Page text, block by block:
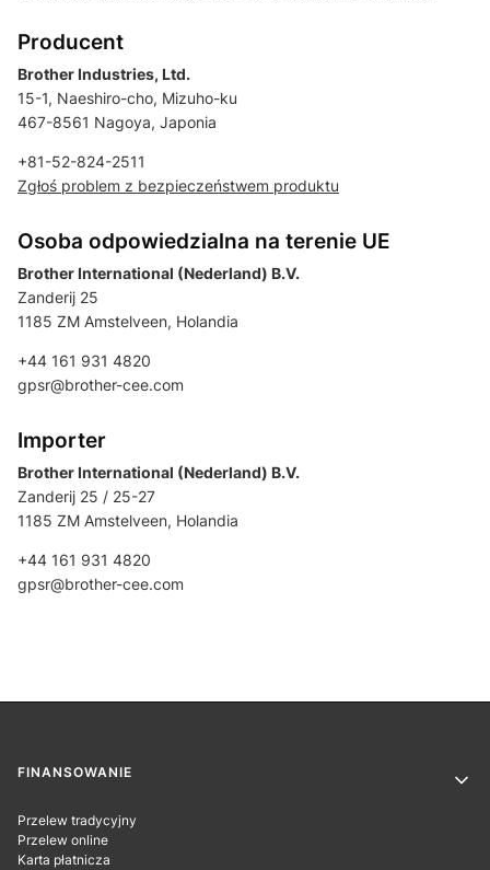
Producent
Brother Industries, Ltd.
15-1, Naeshiro-cho, Mizuho-ku
467-8561 Nagoya, Japonia
+81-52-824-2511
Zgłoś problem z bezpieczeństwem produktu
Osoba odpowiedzialna na terenie UE
Brother International (Nederland) B.V.
Zanderij 25
1185 ZM Amstelveen, Holandia
+44 161 931 4820
gpsr@brother-cee.com
Importer
Brother International (Nederland) B.V.
Zanderij 25 / 25-27
1185 ZM Amstelveen, Holandia
+44 161 931 4820
gpsr@brother-cee.com
Linki w stopce
FINANSOWANIE
Przelew tradycyjny
Przelew online
Karta płatnicza